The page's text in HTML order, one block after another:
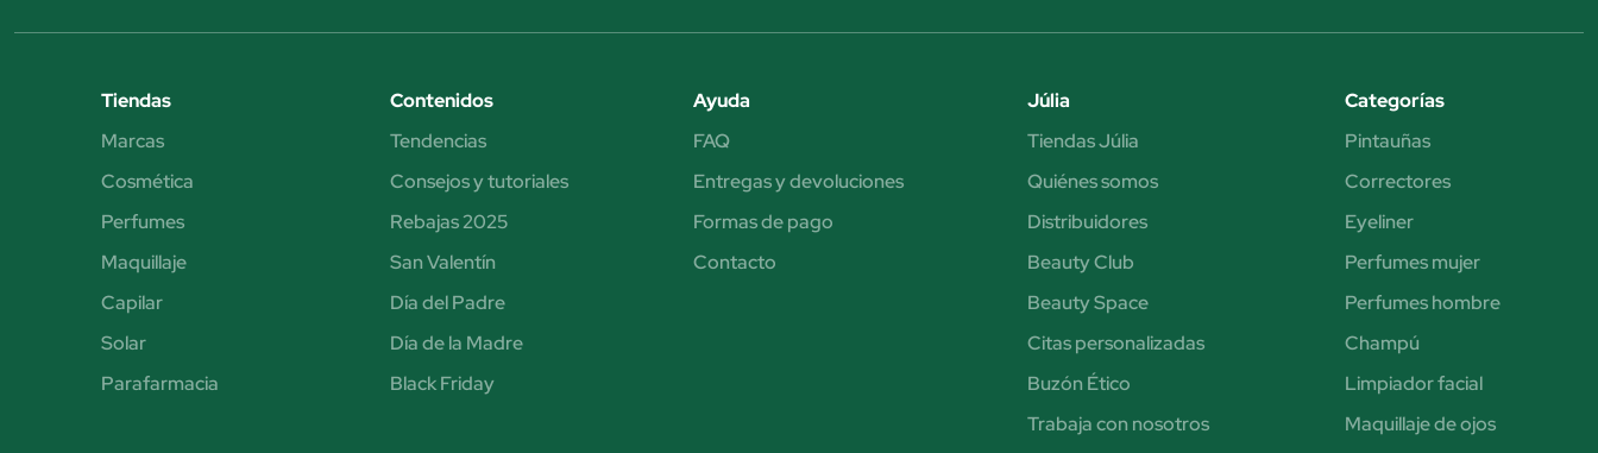
Tiendas
Marcas
Cosmética
Perfumes
Maquillaje
Capilar
Solar
Parafarmacia
Contenidos
Tendencias
Consejos y tutoriales
Rebajas 2025
San Valentín
Día del Padre
Día de la Madre
Black Friday
Ayuda
FAQ
Entregas y devoluciones
Formas de pago
Contacto
Júlia
Tiendas Júlia
Quiénes somos
Distribuidores
Beauty Club
Beauty Space
Citas personalizadas
Buzón Ético
Trabaja con nosotros
Categorías
Pintauñas
Correctores
Eyeliner
Perfumes mujer
Perfumes hombre
Champú
Limpiador facial
Maquillaje de ojos